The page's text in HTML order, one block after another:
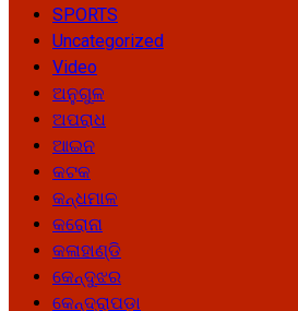
SPORTS
Uncategorized
Video
ଅନୁଗୁଳ
ଅପରାଧ
ଆଇନ
କଟକ
କନ୍ଧମାଳ
କରୋନା
କଳାହାଣ୍ଡି
କେନ୍ଦୁଝର
କେନ୍ଦ୍ରାପଡ଼ା